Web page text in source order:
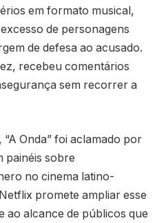
em formato musical,
de personagens
de defesa ao acusado.
recebeu comentários
sem recorrer a
Onda” foi aclamado por
painéis sobre
no cinema latino-
promete ampliar esse
ao alcance de públicos que